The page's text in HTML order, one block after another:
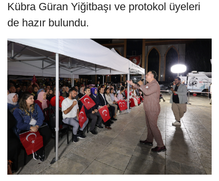
Kübra Güran Yiğitbaşı ve protokol üyeleri
de hazır bulundu.